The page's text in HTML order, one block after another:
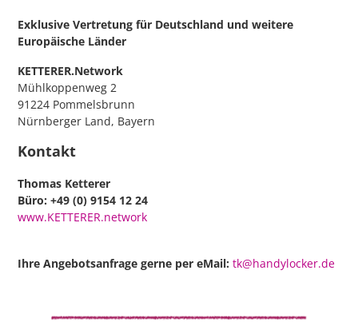
Exklusive Vertretung für Deutschland und weitere
Europäische Länder
KETTERER.Network
Mühlkoppenweg 2
91224 Pommelsbrunn
Nürnberger Land, Bayern
Kontakt
Thomas Ketterer
Büro: +49 (0) 9154 12 24
www.KETTERER.network
Ihre Angebotsanfrage gerne per eMail:tk@handylocker.de